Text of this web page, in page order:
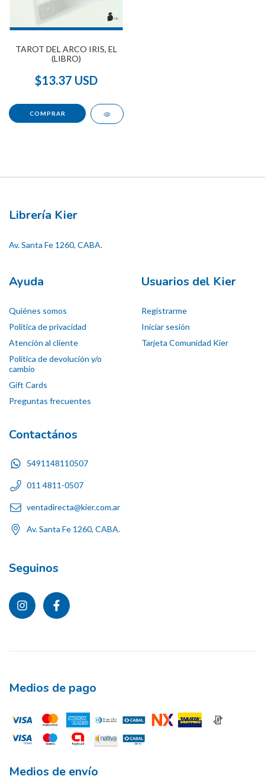
TAROT DEL ARCO IRIS, EL
(LIBRO)
$13.37 USD
Librería Kier
Av. Santa Fe 1260, CABA.
Ayuda
Quiénes somos
Política de privacidad
Atención al cliente
Política de devolución y/o
cambio
Gift Cards
Preguntas frecuentes
Usuarios del Kier
Registrarme
Iniciar sesión
Tarjeta Comunidad Kier
Contactános
5491148110507
011 4811-0507
ventadirecta@kier.com.ar
Av. Santa Fe 1260, CABA.
Seguinos
Medios de pago
Medios de envío